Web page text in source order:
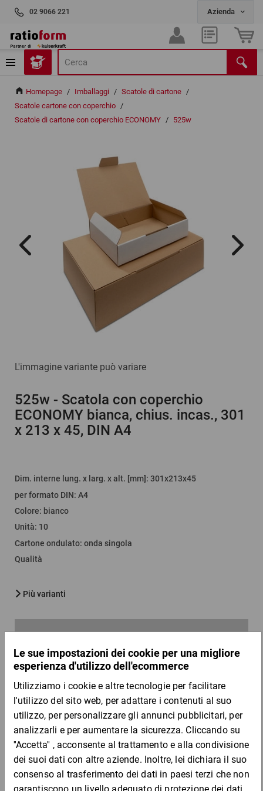
02 9066 221
Homepage / Imballaggi / Scatole di cartone /
Scatole cartone con coperchio /
Scatole di cartone con coperchio ECONOMY / 525w
L'immagine variante può variare
525w - Scatola con coperchio
ECONOMY bianca, chius. incas., 301
x 213 x 45, DIN A4
Dim. interne lung. x larg. x alt. [mm] : 301x213x45
per formato DIN: A4
Colore: bianco
Unità: 10
Cartone ondulato: onda singola
Qualità
Più varianti
1,40 € 1,28 €
per 1 Pezzo
Campione